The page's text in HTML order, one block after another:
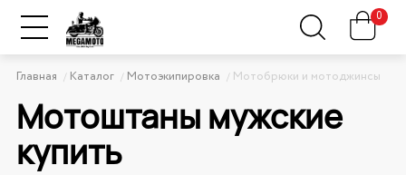
0
Главная Каталог Мотоэкипировка Мотобрюки и мотоджинсы
Мотоштаны мужские
купить